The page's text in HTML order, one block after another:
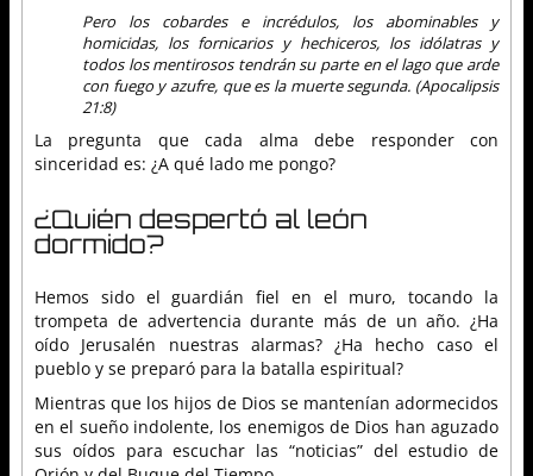
Pero los cobardes e incrédulos, los abominables y
homicidas, los fornicarios y hechiceros, los idólatras y
todos los mentirosos tendrán su parte en el lago que arde
con fuego y azufre, que es la muerte segunda. (Apocalipsis
21:8)
La pregunta que cada alma debe responder con
sinceridad es: ¿A qué lado me pongo?
¿Quién despertó al león
dormido?
Hemos sido el guardián fiel en el muro, tocando la
trompeta de advertencia durante más de un año. ¿Ha
oído Jerusalén nuestras alarmas? ¿Ha hecho caso el
pueblo y se preparó para la batalla espiritual?
Mientras que los hijos de Dios se mantenían adormecidos
en el sueño indolente, los enemigos de Dios han aguzado
sus oídos para escuchar las “noticias” del estudio de